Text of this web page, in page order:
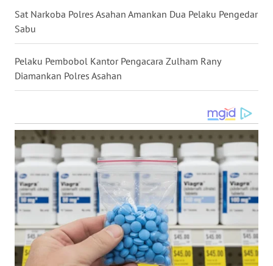
Sat Narkoba Polres Asahan Amankan Dua Pelaku Pengedar
Sabu
Pelaku Pembobol Kantor Pengacara Zulham Rany
Diamankan Polres Asahan
WN
TEBING
TINGGI
WN
PAKPAK
WN
KARAWANG